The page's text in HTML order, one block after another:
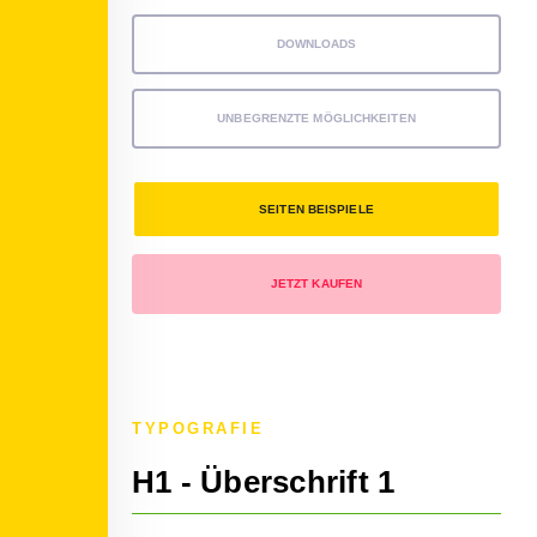
DOWNLOADS
UNBEGRENZTE MÖGLICHKEITEN
SEITEN BEISPIELE
JETZT KAUFEN
TYPOGRAFIE
H1 - Überschrift 1